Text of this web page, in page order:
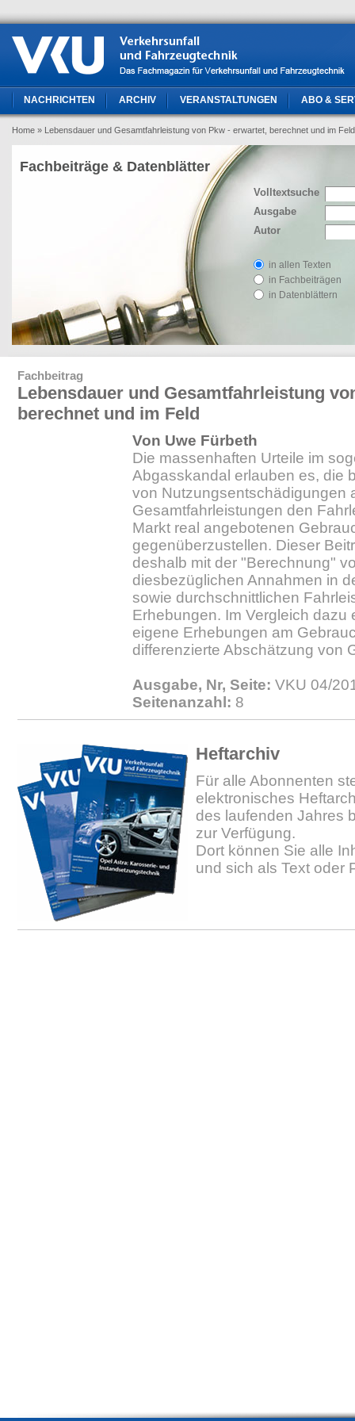
NACHRICHTEN ARCHIV VERANSTALTUNGEN ABO &
Home » Lebensdauer und Gesamtfahrleistung von Pkw - erwartet, berechnet und im Feld
Volltextsuche
Ausgabe
Autor
in allen Texten
in Fachbeiträgen
in Datenblättern
Fachbeiträge & Datenblätter
Fachbeitrag
Lebensdauer und Gesamtfahrleistung
berechnet und im Feld
Von Uwe Fürbeth
Die massenhaften Urteile im
Abgasskandal erlauben es, die
von Nutzungsentschädigungen
Gesamtfahrleistungen den
Markt real angebotenen
gegenüberzustellen. Dieser
deshalb mit der "Berechnung"
diesbezüglichen Annahmen in
sowie durchschnittlichen
Erhebungen. Im Vergleich dazu
eigene Erhebungen am
differenzierte Abschätzung von
Ausgabe, Nr, Seite: VKU 04/
Seitenanzahl: 8
Heftarchiv
Für alle Abonnenten
elektronisches
des laufenden Jahres
zur Verfügung.
Dort können Sie alle
und sich als Text oder